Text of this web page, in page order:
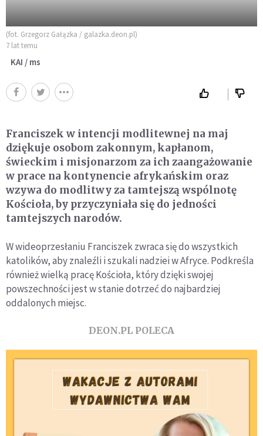
(fot. Grzegorz Gałązka / galazka.deon.pl)
7 lat temu
KAI / ms
Franciszek w intencji modlitewnej na maj
dziękuje osobom zakonnym, kapłanom,
świeckim i misjonarzom za ich zaangażowanie
w prace na kontynencie afrykańskim oraz
wzywa do modlitwy za tamtejszą wspólnotę
Kościoła, by przyczyniała się do jedności
tamtejszych narodów.
W wideoprzesłaniu Franciszek zwraca się do wszystkich
katolików, aby znaleźli i szukali nadziei w Afryce. Podkreśla
również wielką pracę Kościoła, który dzięki swojej
powszechności jest w stanie dotrzeć do najbardziej
oddalonych miejsc.
DEON.PL POLECA